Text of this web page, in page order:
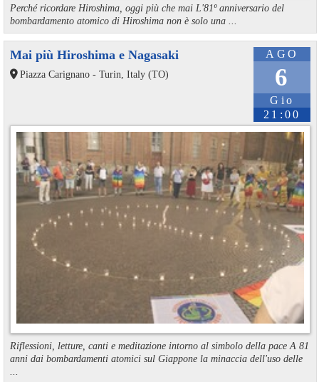
Perché ricordare Hiroshima, oggi più che mai L'81º anniversario del
bombardamento atomico di Hiroshima non è solo una ...
AGO
6
Gio
21:00
Mai più Hiroshima e Nagasaki
Piazza Carignano - Turin, Italy (TO)
Riflessioni, letture, canti e meditazione intorno al simbolo della pace A 81
anni dai bombardamenti atomici sul Giappone la minaccia dell'uso delle